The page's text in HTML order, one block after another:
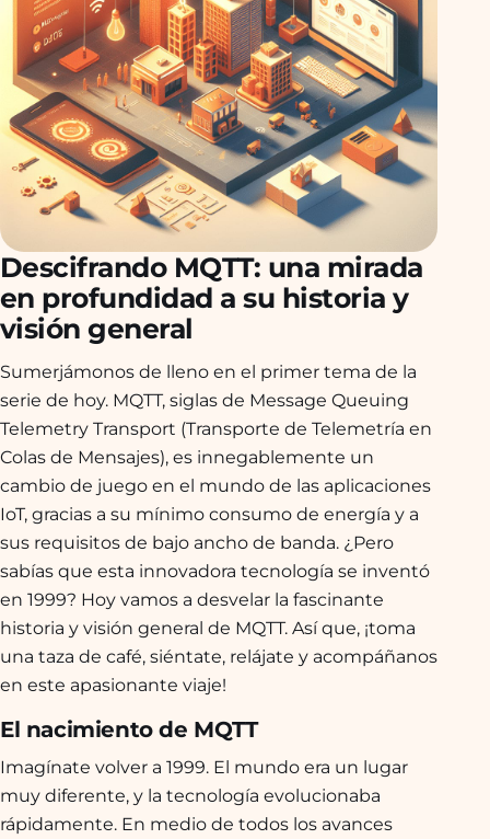
Descifrando MQTT: una mirada
en profundidad a su historia y
visión general
Sumerjámonos de lleno en el primer tema de la
serie de hoy. MQTT, siglas de Message Queuing
Telemetry Transport (Transporte de Telemetría en
Colas de Mensajes), es innegablemente un
cambio de juego en el mundo de las aplicaciones
IoT, gracias a su mínimo consumo de energía y a
sus requisitos de bajo ancho de banda. ¿Pero
sabías que esta innovadora tecnología se inventó
en 1999? Hoy vamos a desvelar la fascinante
historia y visión general de MQTT. Así que, ¡toma
una taza de café, siéntate, relájate y acompáñanos
en este apasionante viaje!
El nacimiento de MQTT
Imagínate volver a 1999. El mundo era un lugar
muy diferente, y la tecnología evolucionaba
rápidamente. En medio de todos los avances